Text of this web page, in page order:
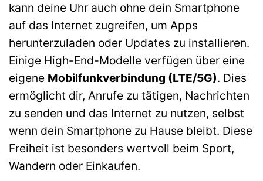
kann deine Uhr auch ohne dein Smartphone
auf das Internet zugreifen, um Apps
herunterzuladen oder Updates zu installieren.
Einige High-End-Modelle verfügen über eine
eigene Mobilfunkverbindung (LTE/5G). Dies
ermöglicht dir, Anrufe zu tätigen, Nachrichten
zu senden und das Internet zu nutzen, selbst
wenn dein Smartphone zu Hause bleibt. Diese
Freiheit ist besonders wertvoll beim Sport,
Wandern oder Einkaufen.